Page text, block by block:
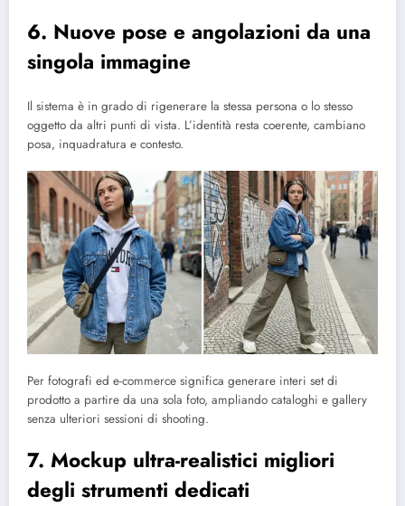
6. Nuove pose e angolazioni da una
singola immagine
Il sistema è in grado di rigenerare la stessa persona o lo stesso
oggetto da altri punti di vista. L’identità resta coerente, cambiano
posa, inquadratura e contesto.
Per fotografi ed e-commerce significa generare interi set di
prodotto a partire da una sola foto, ampliando cataloghi e gallery
senza ulteriori sessioni di shooting.
7. Mockup ultra-realistici migliori
degli strumenti dedicati